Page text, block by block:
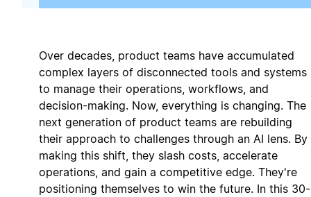
Over decades, product teams have accumulated
complex layers of disconnected tools and systems
to manage their operations, workflows, and
decision-making. Now, everything is changing. The
next generation of product teams are rebuilding
their approach to challenges through an AI lens. By
making this shift, they slash costs, accelerate
operations, and gain a competitive edge. They're
positioning themselves to win the future. In this 30-